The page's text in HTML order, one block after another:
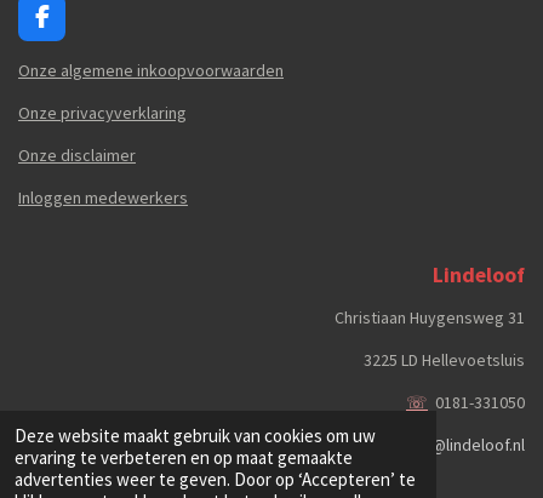
Deze website maakt gebruik van cookies om uw
ervaring te verbeteren en op maat gemaakte
advertenties weer te geven. Door op ‘Accepteren’ te
F
a
c
b
o
Onze algemene inkoopvoorwaarden
Onze privacyverklaring
Onze disclaimer
Inloggen medewerkers
Lindeloof
Christiaan Huygensweg 31
3225 LD Hellevoetsluis
☏ 0181-331050
info@lindeloof.nl
© 2024 Lindeloof